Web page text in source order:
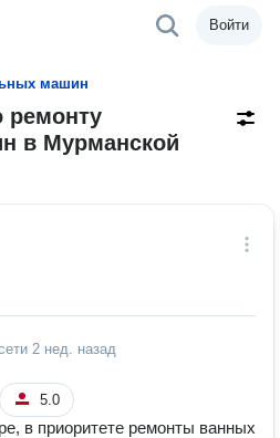
Войти
машин
ремонту
в Мурманской
2 нед. назад
5.0
в приоритете ремонты ванных